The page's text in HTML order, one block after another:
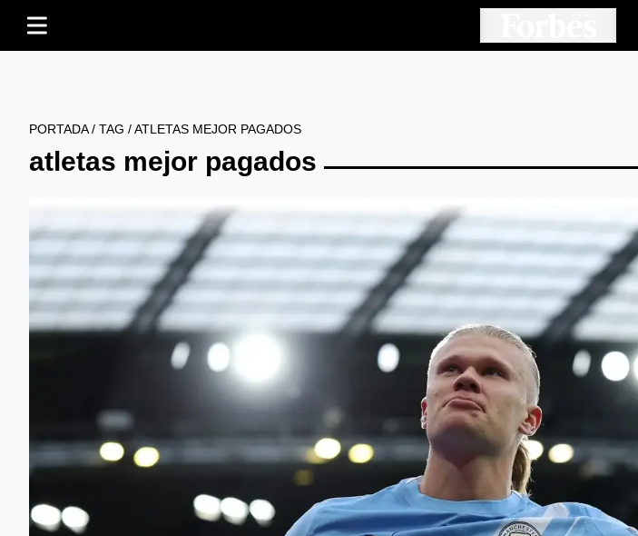
PORTADA/ TAG /ATLETAS MEJOR PAGADOS
atletas mejor pagados